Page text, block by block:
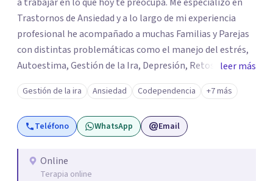
Trastornos de Ansiedad y a lo largo de mi experiencia
profesional he acompañado a muchas Familias y Parejas
con distintas problemáticas como el manejo del estrés,
Autoestima, Gestión de la Ira, Depresión, Retos en la
Crianza, Codependencia, Celos, entre otros. Cuento con
más de 12 años de experiencia en el área de la Salud
mental y he trabajado en distintos contextos clínicos con
niños, Adolescentes y Adultos
leer más
Gestión de la ira Ansiedad Codependencia +7 más
Teléfono WhatsApp Email
Online
Terapia online